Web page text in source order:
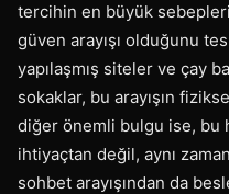
tercihin en büyük
güven arayışı olduğunu
yapılaşmış siteler ve çay
sokaklar, bu arayışın
diğer önemli bulgu ise, bu
ihtiyaçtan değil, aynı
sohbet arayışından da